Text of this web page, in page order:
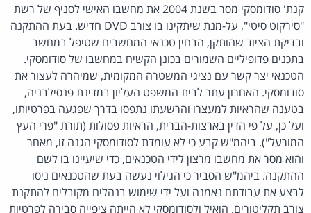
קנת' סודומסקי מסר בשנת 2004 את מחשבו האישי לסניף של רשת
"סירקוט סיטי", על-מנת שיתקינו בו צורב DVD חדיש. בעת ההתקנה
ובדיקת הציוד שהותקן, הבחין טכנאי המחשבים שטיפל במחשב
בתכנים פדופיליים השמורים בכונן הקשיח במחשבו של סודומסקי.
הטכנאי יצר קשר עם נציגי המשטרה המקומית, שמיהרה לעצור את
סודומסקי. האחרון עתר לבית המשפט העליון במדינת פנסילבניה,
בטענה שהראיות למעצרו והרשעתו נתפסו בדרך שפגעה בפרטיותו,
ועל כן, על פי הדין בארצות-הברית, הראיות פסולות (תורת "פרי העץ
המורעל"). ביהמ"ש קבע כי לא עומדת לסודומסקי הגנה זו, מאחר
והוא מסר את מחשבו מרצון לידי הטכנאים, כדי שיעיינו בו לשם
ההתקנה. ביהמ"ש הסביר כי הגילוי נעשה בעת שהטכנאים ניסו
לבצע את עבודתם נאמנה ועל ידי שימוש בנהלים מקובלים להתקנת
צורב תקליטורים. הואיל ולסודומסקי לא הייתה ציפייה סבירה לפרטיות